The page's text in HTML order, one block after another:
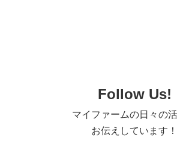
Follow Us!
マイファームの日々の
お伝えしています！